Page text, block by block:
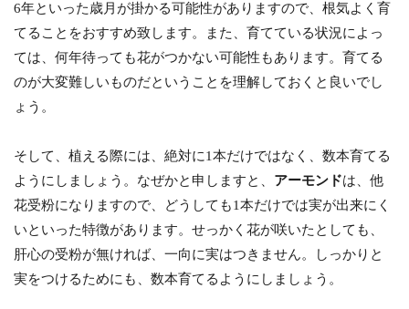
6年といった歳月が掛かる可能性がありますので、根気よく育
てることをおすすめ致します。また、育てている状況によっ
ては、何年待っても花がつかない可能性もあります。育てる
のが大変難しいものだということを理解しておくと良いでし
ょう。
そして、植える際には、絶対に1本だけではなく、数本育てる
ようにしましょう。なぜかと申しますと、 アーモンドは、他
花受粉になりますので、どうしても1本だけでは実が出来にく
いといった特徴があります。せっかく花が咲いたとしても、
肝心の受粉が無ければ、一向に実はつきません。しっかりと
実をつけるためにも、数本育てるようにしましょう。